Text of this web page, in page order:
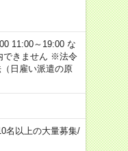
11:00～19:00 な
できません ※法令
日雇い派遣の原
名以上の大量募集/